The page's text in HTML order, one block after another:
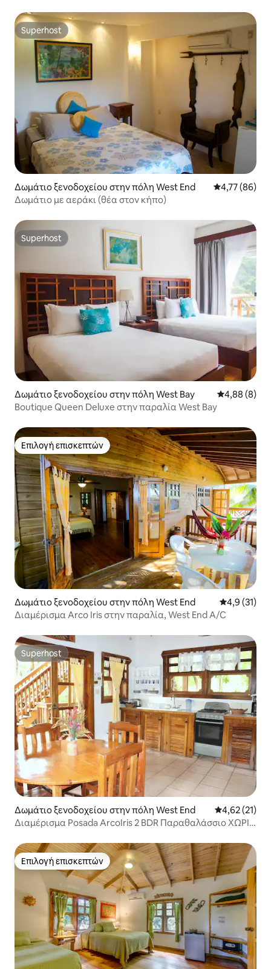
Superhost
Superhost
Δωμάτιο ξενοδοχείου στην πόλη West End Μέση
4,77 (86)
Δωμάτιο με αεράκι (θέα στον κήπο)
Superhost
Superhost
Δωμάτιο ξενοδοχείου στην πόλη West Bay Μέση
4,88 (8)
Boutique Queen Deluxe στην παραλία West Bay
Επιλογή επισκεπτών
Επιλογή επισκεπτών
Δωμάτιο ξενοδοχείου στην πόλη West End Μέση
4,9 (31)
Διαμέρισμα Arco Iris στην παραλία, West End A/C
Superhost
Superhost
Δωμάτιο ξενοδοχείου στην πόλη West End Μέση
4,62 (21)
Διαμέρισμα Posada ArcoIris 2 BDR Παραθαλάσσιο ΧΩΡΙΣ
Επιλογή επισκεπτών
Επιλογή επισκεπτών